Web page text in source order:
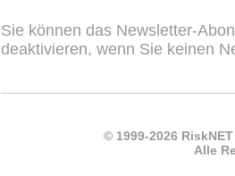
Sie können das Newsletter-
deaktivieren, wenn Sie keinen
© 1999-2026
Alle